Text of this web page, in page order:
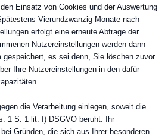
Einsatz von Cookies und der Auswertung
Vierundzwanzig Monate nach
erfolgt eine erneute Abfrage der
Nutzereinstellungen werden dann
gespeichert, es sei denn, Sie löschen zuvor
Ihre Nutzereinstellungen in den dafür
die Verarbeitung einlegen, soweit die
1 S. 1 lit. f) DSGVO beruht. Ihr
Gründen, die sich aus Ihrer besonderen